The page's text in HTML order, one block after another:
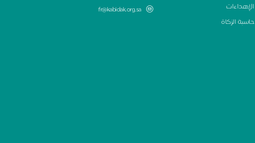
الإهداءات
حاسبة الزكاة
fr@kabidak.org.sa